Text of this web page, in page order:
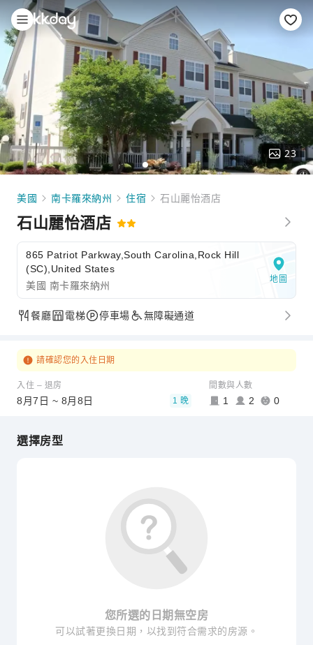
23
美國 南卡羅來納州 住宿 石山麗怡酒店
石山麗怡酒店
865 Patriot Parkway,South Carolina,Rock Hill
(SC),United States
美國 南卡羅來納州
地圖
餐廳 電梯 停車場 無障礙通道
請確認您的入住日期
入住 – 退房
8月7日 ~ 8月8日 1 晚
間數與人數
1 2 0
選擇房型
您所選的日期無空房
可以試著更換日期，以找到符合需求的房源。